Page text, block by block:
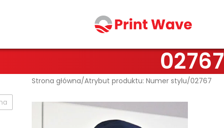
02767
Strona główna Atrybut produktu: Numer stylu 02767